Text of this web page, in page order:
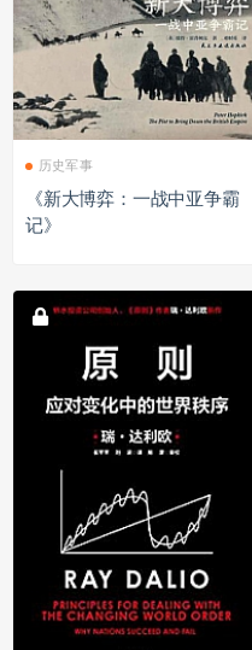
历史军事
《新大博弈：一战中亚争霸
记》